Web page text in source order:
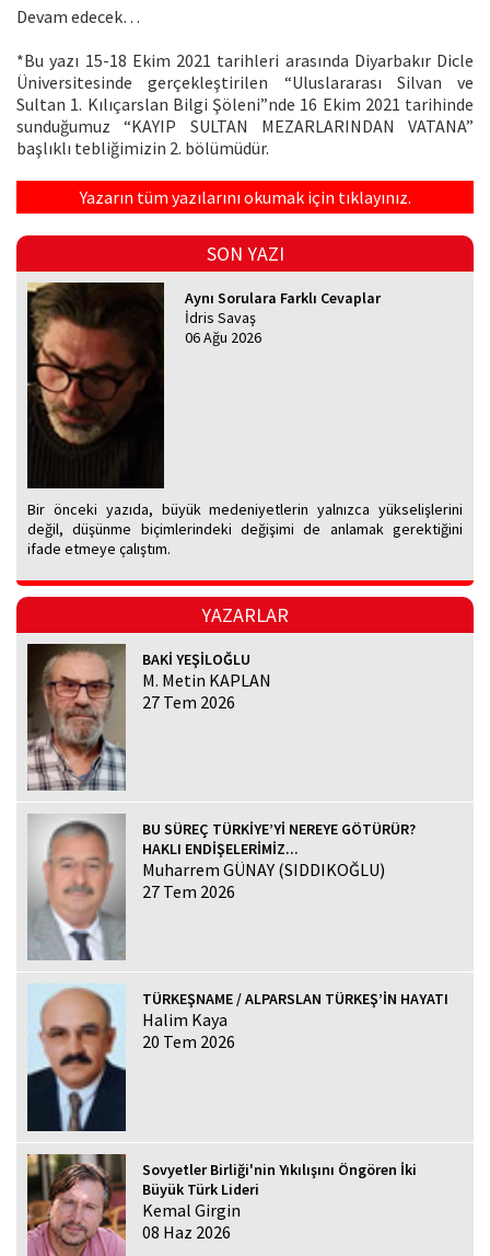
Devam edecek…
*Bu yazı 15-18 Ekim 2021 tarihleri arasında Diyarbakır Dicle
Üniversitesinde gerçekleştirilen “Uluslararası Silvan ve
Sultan 1. Kılıçarslan Bilgi Şöleni”nde 16 Ekim 2021 tarihinde
sunduğumuz “KAYIP SULTAN MEZARLARINDAN VATANA”
başlıklı tebliğimizin 2. bölümüdür.
Yazarın tüm yazılarını okumak için tıklayınız.
SON YAZI
Aynı Sorulara Farklı Cevaplar
İdris Savaş
06 Ağu 2026
Bir önceki yazıda, büyük medeniyetlerin yalnızca yükselişlerini
değil, düşünme biçimlerindeki değişimi de anlamak gerektiğini
ifade etmeye çalıştım.
YAZARLAR
BAKİ YEŞİLOĞLU
M. Metin KAPLAN
27 Tem 2026
BU SÜREÇ TÜRKİYE’Yİ NEREYE GÖTÜRÜR?
HAKLI ENDİŞELERİMİZ...
Muharrem GÜNAY (SIDDIKOĞLU)
27 Tem 2026
TÜRKEŞNAME / ALPARSLAN TÜRKEŞ’İN HAYATI
Halim Kaya
20 Tem 2026
Sovyetler Birliği'nin Yıkılışını Öngören İki
Büyük Türk Lideri
Kemal Girgin
08 Haz 2026